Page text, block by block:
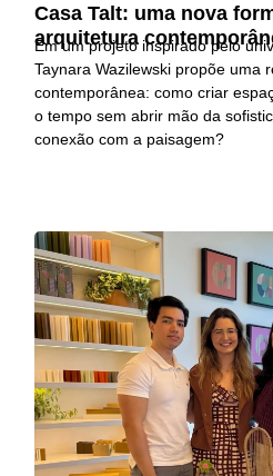
Casa Talt: uma nova
arquitetura
Em um projeto inspirado pelo
Taynara Wazilewski propõe uma
contemporânea: como criar
o tempo sem abrir mão da
conexão com a paisagem?